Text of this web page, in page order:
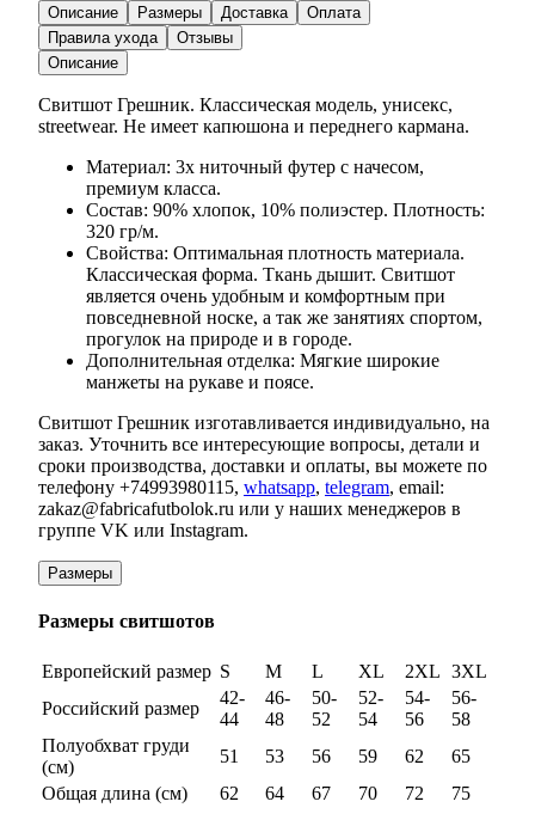
Описание
Размеры Доставка
Оплата
Правила ухода
Отзывы
Описание
Свитшот Грешник. Классическая модель, унисекс,
streetwear. Не имеет капюшона и переднего кармана.
Материал: 3х ниточный футер с начесом,
премиум класса.
Состав: 90% хлопок, 10% полиэстер. Плотность:
320 гр/м.
Свойства: Оптимальная плотность материала.
Классическая форма. Ткань дышит. Свитшот
является очень удобным и комфортным при
повседневной носке, а так же занятиях спортом,
прогулок на природе и в городе.
Дополнительная отделка: Мягкие широкие
манжеты на рукаве и поясе.
Свитшот Грешник изготавливается индивидуально, на
заказ. Уточнить все интересующие вопросы, детали и
сроки производства, доставки и оплаты, вы можете по
телефону +74993980115, whatsapp, telegram, email:
zakaz@fabricafutbolok.ru или у наших менеджеров в
группе VK или Instagram.
Размеры
Размеры свитшотов
Европейский размер S M L XL 2XL 3XL
Российский размер
42-
44
46-
48
50-
52
52-
54
54-
56
56-
58
Полуобхват груди
(см)
51 53 56 59 62
65
Общая длина (см)
62 64 67 70 72 75